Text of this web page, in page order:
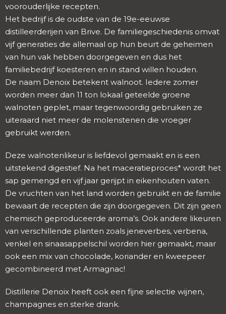
voorouderlijke recepten.
Het bedrijf is de oudste van de 19e-eeuwse
distilleerderijen van Brive. De familiegeschiedenis omvat
vijf generaties die allemaal op hun beurt de geheimen
van hun vak hebben doorgegeven en dus het
familiebedrijf koesteren en in stand willen houden.
De naam Denoix betekent walnoot. Iedere zomer
worden meer dan 11 ton lokaal geteelde groene
walnoten geplet, maar tegenwoordig gebruiken ze
uiteraard niet meer de molenstenen die vroeger
gebruikt werden.
Deze walnotenlikeur is liefdevol gemaakt en is een
uitstekend digestief. Na het maceratieproces* wordt het
sap gemengd en vijf jaar gerijpt in eikenhouten vaten.
De vruchten van het land worden gebruikt en de familie
bewaart de recepten die zijn doorgegeven. Dit zijn geen
chemisch geproduceerde aroma’s. Ook andere likeuren
van verschillende planten zoals jeneverbes, verbena,
venkel en sinaasappelschil worden hier gemaakt, maar
ook een mix van chocolade, koriander en kweepeer
gecombineerd met Armagnac!
Distillerie Denoix heeft ook een fijne selectie wijnen,
champagnes en sterke drank.